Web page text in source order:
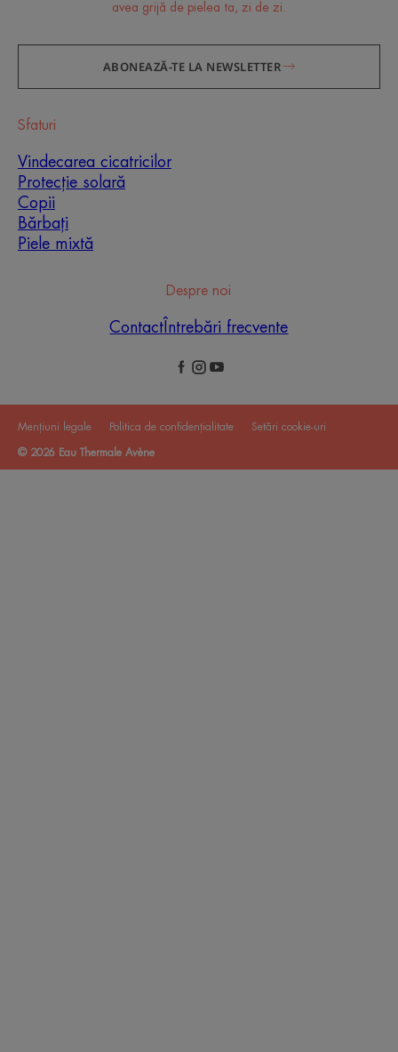
avea grijă de pielea ta, zi de zi.
ABONEAZĂ-TE LA NEWSLETTER
Sfaturi
Vindecarea cicatricilor
Protecție solară
Copii
Bărbați
Piele mixtă
Despre noi
Contact Întrebări frecvente
Mențiuni legale Politica de confidențialitate Setări cookie-uri
© 2026 Eau Thermale Avène